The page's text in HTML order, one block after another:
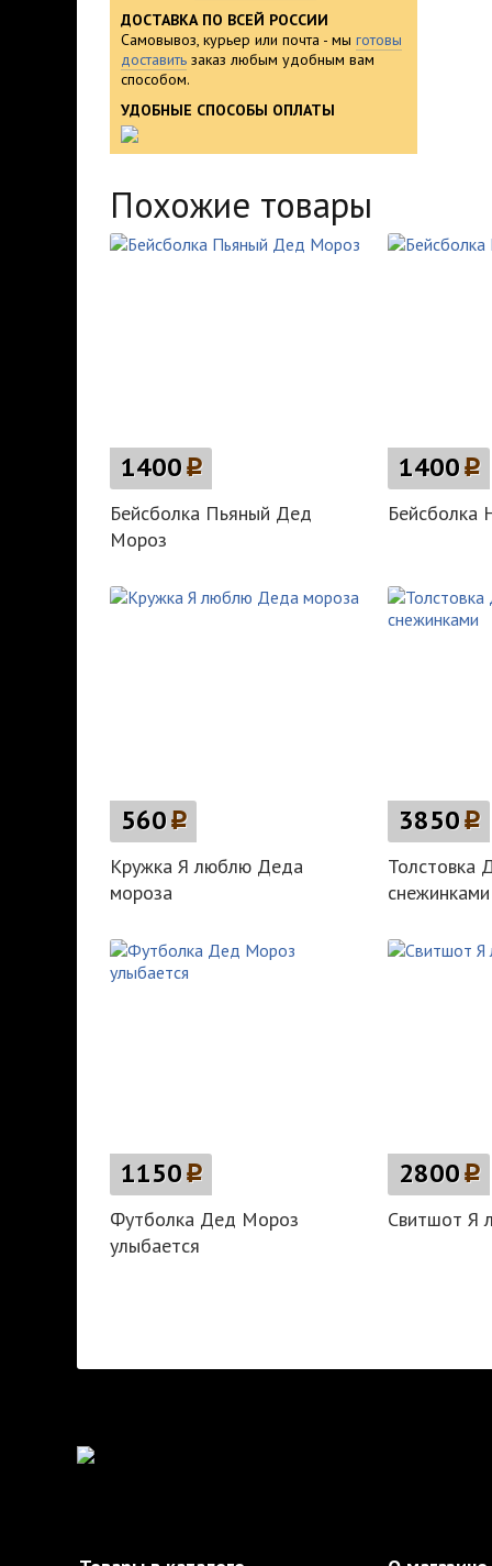
ДОСТАВКА ПО ВСЕЙ РОССИИ
Самовывоз, курьер или почта - мы готовы
доставить заказ любым удобным вам
способом.
УДОБНЫЕ СПОСОБЫ ОПЛАТЫ
Похожие товары
1400p
Бейсболка Пьяный Дед
Мороз
1400p
Бейсболка
560p
Кружка Я люблю Деда
мороза
3850p
Толстовка
снежинками
1150p
Футболка Дед Мороз
улыбается
2800p
Свитшот Я